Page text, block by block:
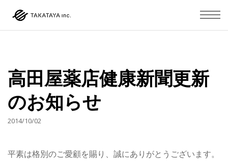
高田屋薬店健康新聞更新
のお知らせ
2014/10/02
平素は格別のご愛顧を賜り、誠にありがとうございます。